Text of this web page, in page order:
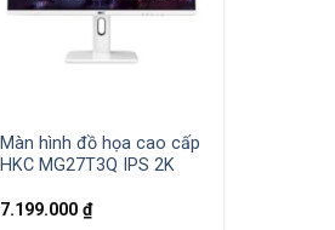
Màn hình đồ họa cao cấp
HKC MG27T3Q IPS 2K
7.199.000₫